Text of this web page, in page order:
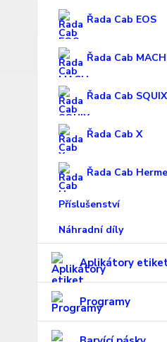
Řada Cab EOS
Řada Cab MACH
Řada Cab SQUIX
Řada Cab X
Řada Cab
Příslušenství
Náhradní díly
Aplikátory
Programy